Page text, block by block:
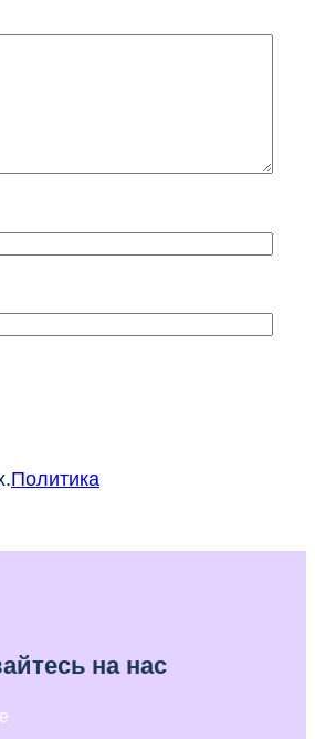
Политика
на нас